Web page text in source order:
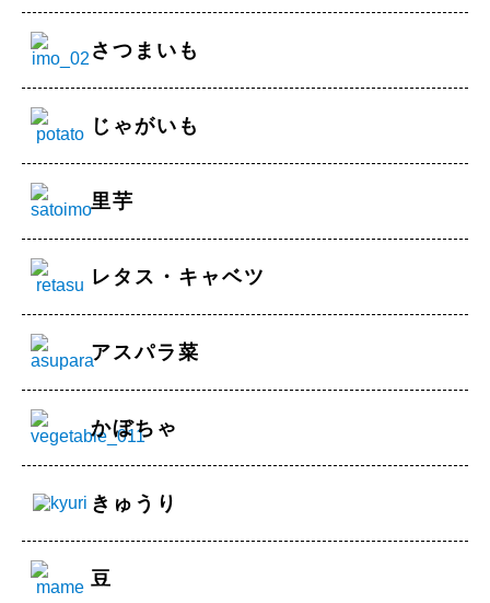
さつまいも
じゃがいも
里芋
レタス・キャベツ
アスパラ菜
かぼちゃ
きゅうり
豆